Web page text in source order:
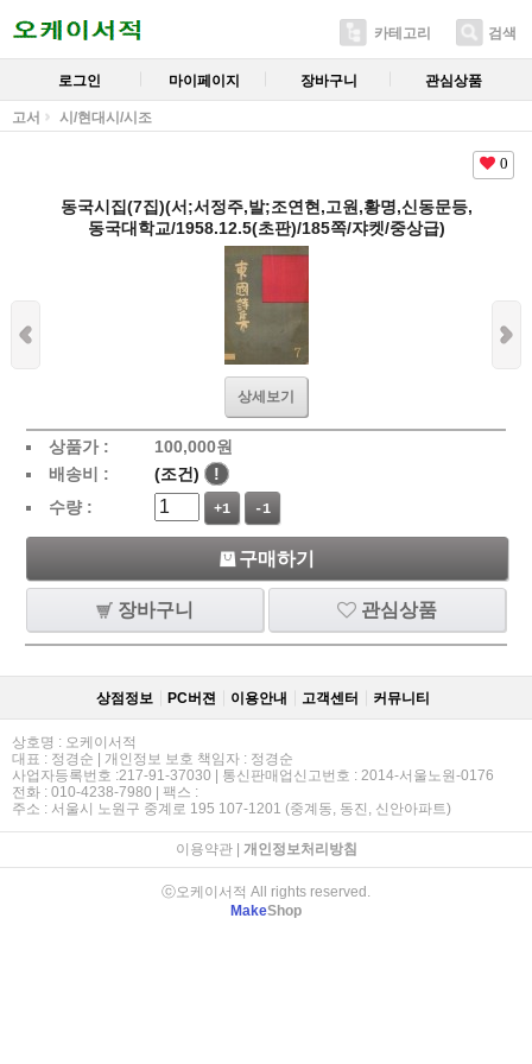
카테고리 검색
로그인 마이페이지 장바구니 관심상품
고서 시/현대시/시조
0
동국시집(7집)(서;서정주,발;조연현,고원,황명,신동문등,
동국대학교/1958.12.5(초판)/185쪽/쟈켓/중상급)
상세보기
상품가 : 100,000원
배송비 :
(조건)
!
수량 :
+1 -1
구매하기
장바구니 관심상품
상점정보 PC버젼 이용안내 고객센터 커뮤니티
상호명 : 오케이서적
대표 : 정경순 | 개인정보 보호 책임자 : 정경순
사업자등록번호 :217-91-37030 | 통신판매업신고번호 : 2014-서울노원-0176
전화 : 010-4238-7980 | 팩스 :
주소 : 서울시 노원구 중계로 195 107-1201 (중계동, 동진, 신안아파트)
이용약관| 개인정보처리방침
ⓒ오케이서적 All rights reserved.
MakeShop